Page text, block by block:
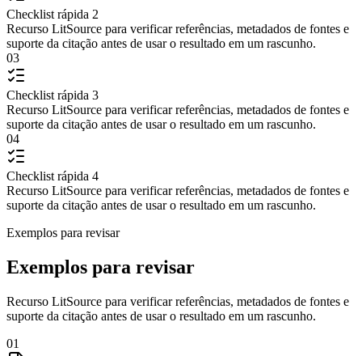
Checklist rápida 2
Recurso LitSource para verificar referências, metadados de fontes e
suporte da citação antes de usar o resultado em um rascunho.
03
Checklist rápida 3
Recurso LitSource para verificar referências, metadados de fontes e
suporte da citação antes de usar o resultado em um rascunho.
04
Checklist rápida 4
Recurso LitSource para verificar referências, metadados de fontes e
suporte da citação antes de usar o resultado em um rascunho.
Exemplos para revisar
Exemplos para revisar
Recurso LitSource para verificar referências, metadados de fontes e
suporte da citação antes de usar o resultado em um rascunho.
01